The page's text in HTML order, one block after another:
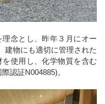
理念とし、昨年３月にオー
建物にも適切に管理された
使用し、化学物質を含む
認証N004885)。